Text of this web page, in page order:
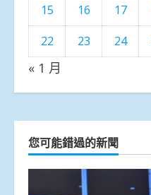
15
16 17
22
23 24
« 1 月
您可能錯過的新聞